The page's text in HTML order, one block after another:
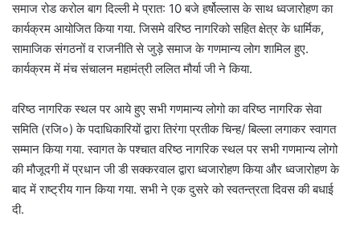
समाज रोड करोल बाग दिल्ली मे प्रात: 10 बजे हर्षोल्लास के साथ ध्वजारोहण का
कार्यक्रम आयोजित किया गया. जिसमे वरिष्ठ नागरिको सहित क्षेत्र के धार्मिक,
सामाजिक संगठनों व राजनीति से जुड़े समाज के गणमान्य लोग शामिल हुए.
कार्यक्रम में मंच संचालन महामंत्री ललित मौर्या जी ने किया.
वरिष्ठ नागरिक स्थल पर आये हुए सभी गणमान्य लोगो का वरिष्ठ नागरिक सेवा
समिति (रजि०) के पदाधिकारियों द्वारा तिरंगा प्रतीक चिन्ह/ बिल्ला लगाकर स्वागत
सम्मान किया गया. स्वागत के पश्चात वरिष्ठ नागरिक स्थल पर सभी गणमान्य लोगो
की मौजूदगी में प्रधान जी डी सक्करवाल द्वारा ध्वजारोहण किया और ध्वजारोहण के
बाद में राष्ट्रीय गान किया गया. सभी ने एक दुसरे को स्वतन्त्रता दिवस की बधाई
दी.